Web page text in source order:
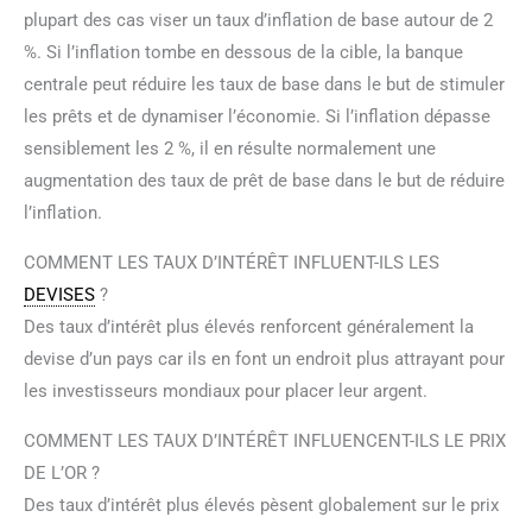
plupart des cas viser un taux d’inflation de base autour de 2
%. Si l’inflation tombe en dessous de la cible, la banque
centrale peut réduire les taux de base dans le but de stimuler
les prêts et de dynamiser l’économie. Si l’inflation dépasse
sensiblement les 2 %, il en résulte normalement une
augmentation des taux de prêt de base dans le but de réduire
l’inflation.
COMMENT LES TAUX D’INTÉRÊT INFLUENT-ILS LES
DEVISES ?
Des taux d’intérêt plus élevés renforcent généralement la
devise d’un pays car ils en font un endroit plus attrayant pour
les investisseurs mondiaux pour placer leur argent.
COMMENT LES TAUX D’INTÉRÊT INFLUENCENT-ILS LE PRIX
DE L’OR ?
Des taux d’intérêt plus élevés pèsent globalement sur le prix